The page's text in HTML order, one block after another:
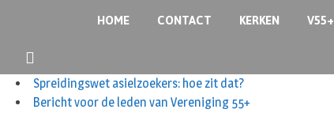
HOME CONTACT KERKEN V55+
Spreidingswet asielzoekers: hoe zit dat?
Bericht voor de leden van Vereniging 55+